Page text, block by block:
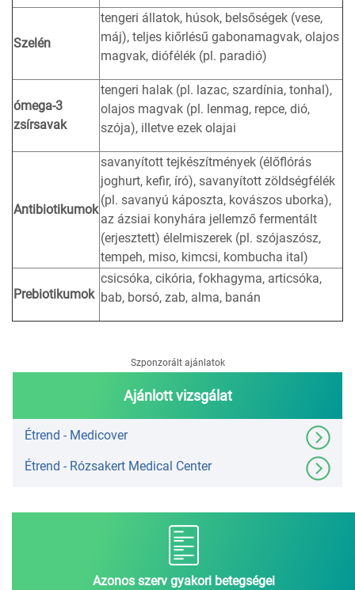
Szelén
tengeri állatok, húsok, belsőségek (vese,
máj), teljes kiőrlésű gabonamagvak, olajos
magvak, diófélék (pl. paradió)
ómega-3
zsírsavak
tengeri halak (pl. lazac, szardínia, tonhal),
olajos magvak (pl. lenmag, repce, dió,
szója), illetve ezek olajai
Antibiotikumok
savanyított tejkészítmények (élőflórás
joghurt, kefir, író), savanyított zöldségfélék
(pl. savanyú káposzta, kovászos uborka),
az ázsiai konyhára jellemző fermentált
(erjesztett) élelmiszerek (pl. szójaszósz,
tempeh, miso, kimcsi, kombucha ital)
Prebiotikumok
csicsóka, cikória, fokhagyma, articsóka,
bab, borsó, zab, alma, banán
Ajánlott vizsgálat
Szponzorált ajánlatok
Étrend - Medicover
Étrend - Rózsakert Medical Center
Azonos szerv gyakori betegségei